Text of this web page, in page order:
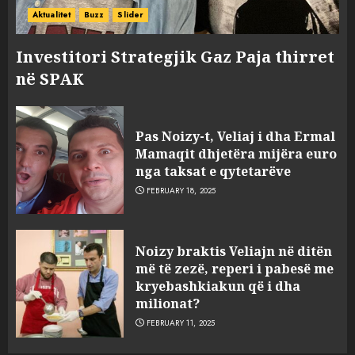
Aktualitet Buzz Slider
Investitori Strategjik Gaz Paja thirret
në SPAK
Pas Noizy-t, Veliaj i dha Ermal
Mamaqit dhjetëra mijëra euro
nga taksat e qytetarëve
FEBRUARY 18, 2025
Noizy braktis Veliajn në ditën
më të zezë, reperi i pabesë me
kryebashkiakun që i dha
milionat?
FEBRUARY 11, 2025
3
sulmuan “One Albania”,
ngjarja u fsheh. A u vodhën
serverat?
MARCH 25, 2025